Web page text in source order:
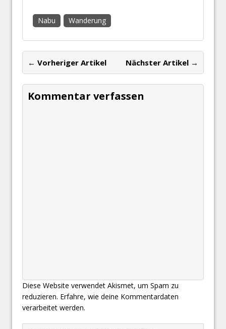
Nabu Wanderung
← Vorheriger Artikel Nächster Artikel →
Kommentar verfassen
Diese Website verwendet Akismet, um Spam zu
reduzieren. Erfahre, wie deine Kommentardaten
verarbeitet werden.